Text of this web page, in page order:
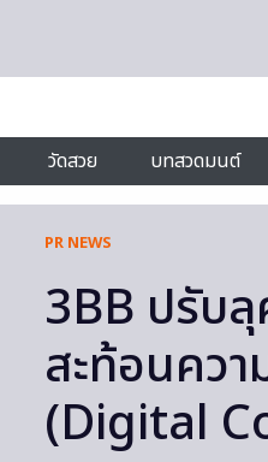
วัดสวย บทสวดมนต์
PR NEWS
3BB ปรับ
สะท้อนควา
(Digital